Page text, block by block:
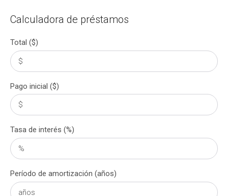
Calculadora de préstamos
Total ($)
Pago inicial ($)
Tasa de interés (%)
Período de amortización (años)